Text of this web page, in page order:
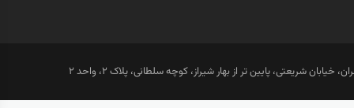
خیابان شریعتی، پایین تر از بهار شیراز، کوچه سلطانی، پلاک 2، واحد 2